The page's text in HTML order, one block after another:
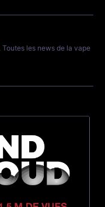
. Toutes les news de la vape